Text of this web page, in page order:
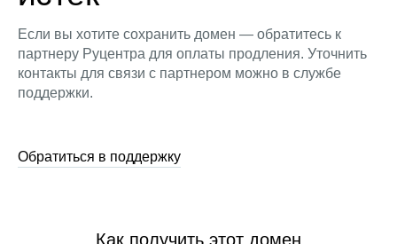
Если вы хотите сохранить домен — обратитесь к
партнеру Руцентра для оплаты продления. Уточнить
контакты для связи с партнером можно в службе
поддержки.
Обратиться в поддержку
Как получить этот домен